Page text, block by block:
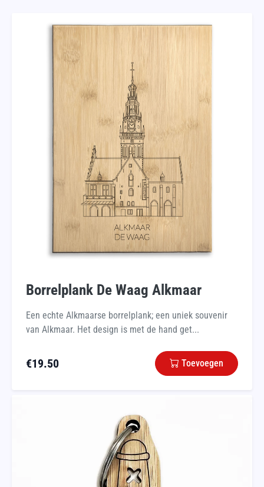
Borrelplank De Waag Alkmaar
Een echte Alkmaarse borrelplank; een uniek souvenir
van Alkmaar. Het design is met de hand get...
€19.50 Toevoegen